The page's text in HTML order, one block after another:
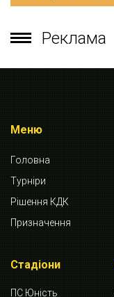
Реклама
Меню
Головна
Турніри
Рішення КДК
Призначення
Стадіони
ПС Юність